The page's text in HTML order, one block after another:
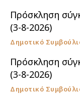
Πρόσκληση
(3-8-2026)
Δημοτικό
Πρόσκληση
(3-8-2026)
Δημοτικό